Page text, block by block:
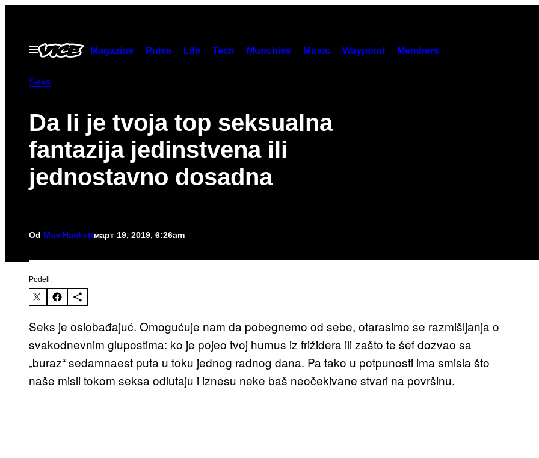
садржај
Otvori
Meni
Magazine Pulse Life Tech Munchies Music Waypoint Members
Seks
Da li je tvoja top seksualna
fantazija jedinstvena ili
jednostavno dosadna
Od Mac Hackettмарт 19, 2019, 6:26am
Podeli:
Seks je oslobađajuć. Omogućuje nam da pobegnemo od sebe, otarasimo se razmišljanja o
svakodnevnim glupostima: ko je pojeo tvoj humus iz frižidera ili zašto te šef dozvao sa
„buraz“ sedamnaest puta u toku jednog radnog dana. Pa tako u potpunosti ima smisla što
naše misli tokom seksa odlutaju i iznesu neke baš neočekivane stvari na površinu.